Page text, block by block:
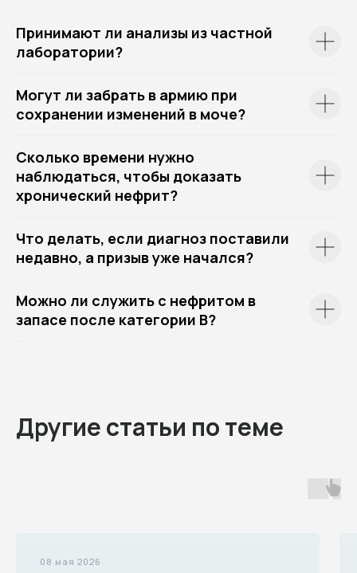
Принимают ли анализы из частной
лаборатории?
Могут ли забрать в армию при
сохранении изменений в моче?
Сколько времени нужно
наблюдаться, чтобы доказать
хронический нефрит?
Что делать, если диагноз поставили
недавно, а призыв уже начался?
Можно ли служить с нефритом в
запасе после категории В?
Другие статьи по теме
08 мая 2026